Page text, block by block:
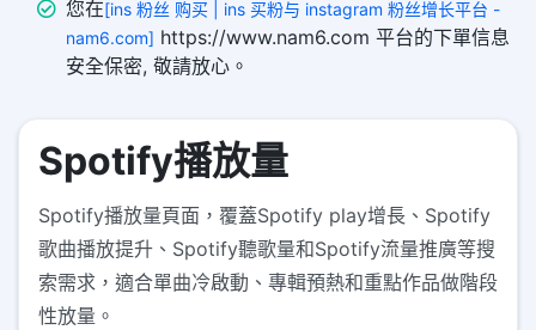
您在[ins 粉丝 购买 | ins 买粉与 instagram 粉丝增长平台 -
nam6.com] https://www.nam6.com 平台的下單信息
安全保密, 敬請放心。
Spotify播放量
Spotify播放量頁面，覆蓋Spotify play增長、Spotify
歌曲播放提升、Spotify聽歌量和Spotify流量推廣等搜
索需求，適合單曲冷啟動、專輯預熱和重點作品做階段
性放量。